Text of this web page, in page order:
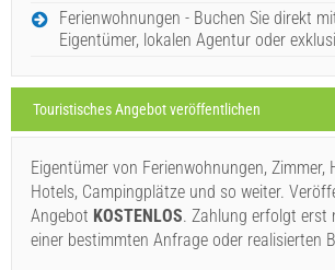
FREITAG
Kroatien
33°C
Sv. Dominik (Restaurant) Slatine
Ferienwohnungen - Buchen Sie direkt
Eigentümer, lokalen Agentur oder
Touristisches Angebot veröffentlichen
Eigentümer von Ferienwohnungen, Zimmer,
Hotels, Campingplätze und so weiter.
Angebot KOSTENLOS. Zahlung erfolgt erst
einer bestimmten Anfrage oder realisierten